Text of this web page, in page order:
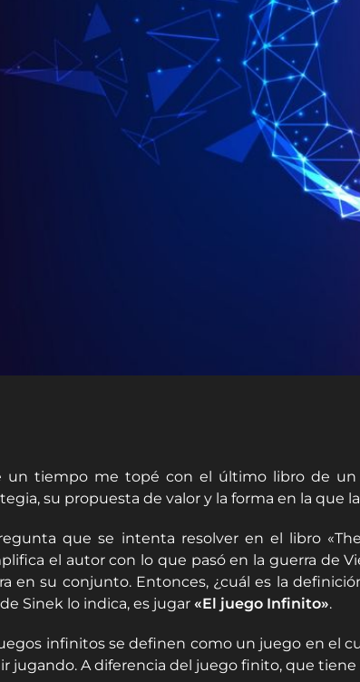
un tiempo me topé con el último libro de un
su propuesta de valor y la forma en la que
que se intenta resolver en el libro
el autor con lo que pasó en la guerra de
en su conjunto. Entonces, ¿cuál es la
Sinek lo indica, es jugar «El juego Infinito».
infinitos se definen como un juego en el
jugando. A diferencia del juego finito, que